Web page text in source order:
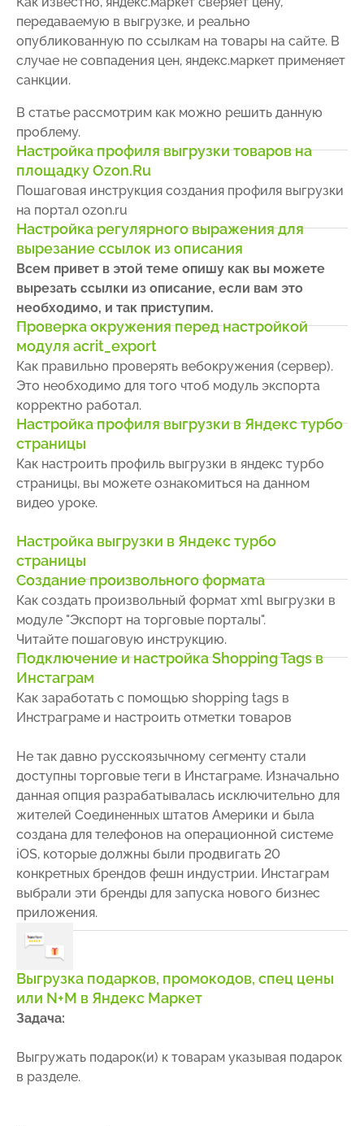
передаваемую в выгрузке, и реально
опубликованную по ссылкам на товары на сайте. В
случае не совпадения цен, яндекс.маркет применяет
санкции.
В статье рассмотрим как можно решить данную
проблему.
Настройка профиля выгрузки товаров на
площадку Ozon.Ru
Пошаговая инструкция создания профиля выгрузки
на портал ozon.ru
Настройка регулярного выражения для
вырезание ссылок из описания
Всем привет в этой теме опишу как вы можете
вырезать ссылки из описание, если вам это
необходимо, и так приступим.
Проверка окружения перед настройкой
модуля acrit_export
Как правильно проверять вебокружения (сервер).
Это необходимо для того чтоб модуль экспорта
корректно работал.
Настройка профиля выгрузки в Яндекс турбо
страницы
Как настроить профиль выгрузки в яндекс турбо
страницы, вы можете ознакомиться на данном
видео уроке.
Настройка выгрузки в Яндекс турбо
страницы
Создание произвольного формата
Как создать произвольный формат xml выгрузки в
модуле "Экспорт на торговые порталы".
Читайте пошаговую инструкцию.
Подключение и настройка Shopping Tags в
Инстаграм
Как заработать с помощью shopping tags в
Инстраграме и настроить отметки товаров
Не так давно русскоязычному сегменту стали
доступны торговые теги в Инстаграме. Изначально
данная опция разрабатывалась исключительно для
жителей Соединенных штатов Америки и была
создана для телефонов на операционной системе
iOS, которые должны были продвигать 20
конкретных брендов фешн индустрии. Инстаграм
выбрали эти бренды для запуска нового бизнес
приложения.
Выгрузка подарков, промокодов, спец цены
или N+M в Яндекс Маркет
Задача:
Выгружать подарок(и) к товарам указывая подарок
в разделе.